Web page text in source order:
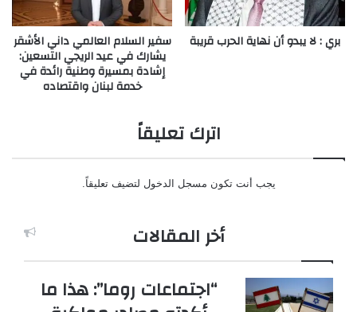
بري : لا يبدو أن نهاية الحرب قريبة سفير السلام العالمي داني الأشقر
يشارك في عيد الريجي التسعين:
إشادة بمسيرة وطنية رائدة في
خدمة لبنان واقتصاده
اترك تعليقاً
يجب أنت تكون مسجل الدخول لتضيف تعليقاً.
أخر المقالات
“اجتماعات روما”: هذا ما